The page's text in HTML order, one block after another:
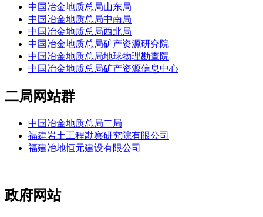
中国冶金地质总局山东局
中国冶金地质总局中南局
中国冶金地质总局西北局
中国冶金地质总局矿产资源研究院
中国冶金地质总局地球物理勘查院
中国冶金地质总局矿产资源信息中心
二局网站群
中国冶金地质总局二局
福建岩土工程勘察研究院有限公司
福建冶地恒元建设有限公司
政府网站